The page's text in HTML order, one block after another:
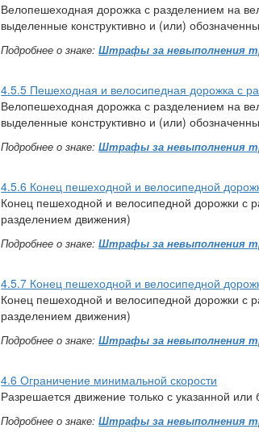
Велопешеходная дорожка с разделением на
выделенные конструктивно и (или)
Подробнее о знаке:Штрафы за невыполнения
4.5.5 Пешеходная и велосипедная дорожка с
Велопешеходная дорожка с разделением на
выделенные конструктивно и (или)
Подробнее о знаке:Штрафы за невыполнения
4.5.6 Конец пешеходной и велосипедной
Конец пешеходной и велосипедной дорожки с
разделением движения)
Подробнее о знаке:Штрафы за невыполнения
4.5.7 Конец пешеходной и велосипедной
Конец пешеходной и велосипедной дорожки с
разделением движения)
Подробнее о знаке:Штрафы за невыполнения
4.6 Ограничение минимальной скорости
Разрешается движение только с указанной
Подробнее о знаке:Штрафы за невыполнения